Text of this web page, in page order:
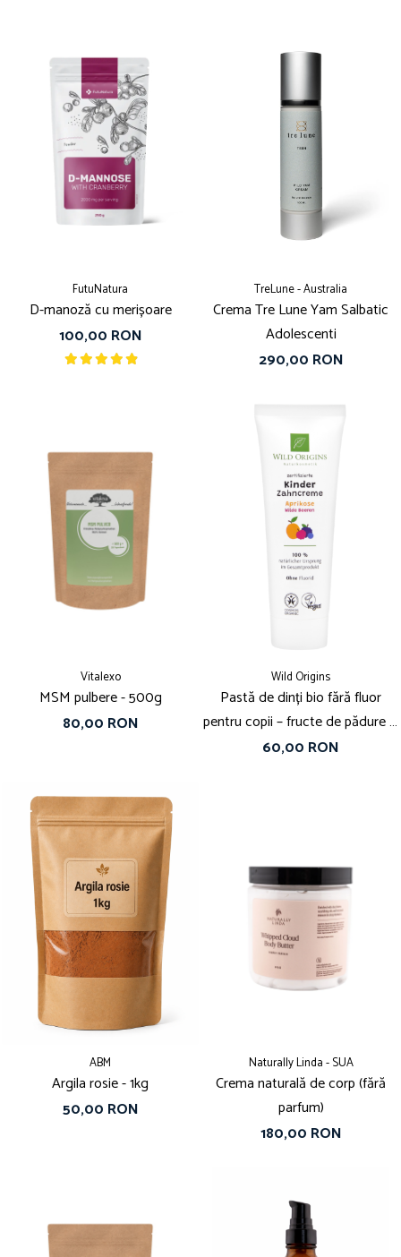
FutuNatura
D-manoză cu merișoare
100,00 RON
TreLune - Australia
Crema Tre Lune Yam Salbatic
Adolescenti
290,00 RON
Vitalexo
MSM pulbere - 500g
80,00 RON
Wild Origins
Pastă de dinți bio fără fluor
pentru copii – fructe de pădure &
caise
60,00 RON
ABM
Argila rosie - 1kg
50,00 RON
Naturally Linda - SUA
Crema naturală de corp (fără
parfum)
180,00 RON